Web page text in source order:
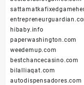
hibaby.info
paperwashington.com
weedemup.com
bestchancecasino.com
bilalliaqat.com
autodispensadores.com